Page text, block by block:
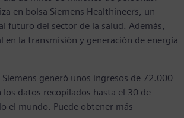
en bolsa Siemens Healthineers, un
futuro del sector de la salud. Además,
la transmisión y generación de energía
generó unos ingresos de 72.000
datos recopilados hasta el 30 de
el mundo. Puede obtener más